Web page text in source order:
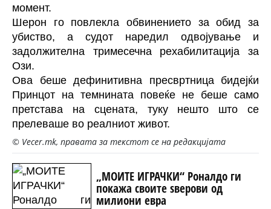
момент.
Шерон го повлекла обвинението за обид за
убиство, а судот наредил одвојување и
задолжителна тримесечна рехабилитација за
Ози.
Ова беше дефинитивна пресвртница бидејќи
Принцот на темнината повеќе не беше само
претстава на сцената, туку нешто што се
прелеваше во реалниот живот.
© Vecer.mk, правата за текстот се на редакцијата
„МОИТЕ ИГРАЧКИ“ Роналдо ги
покажа своите ѕверови од
милиони евра